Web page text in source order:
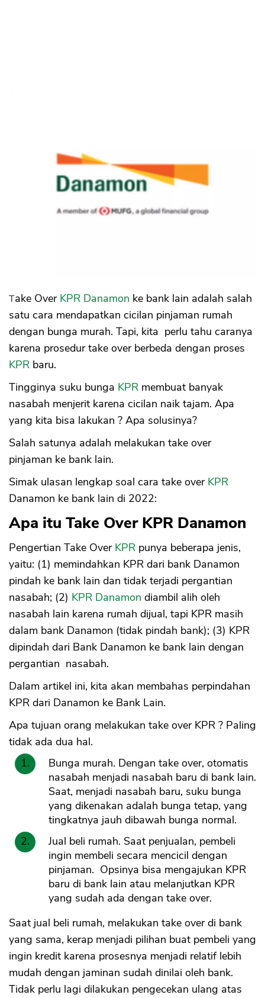
Asuransi Kesehatan
Asuransi Syariah
Take Over KPR Danamon ke bank lain adalah salah
satu cara mendapatkan cicilan pinjaman rumah
dengan bunga murah. Tapi, kita perlu tahu caranya
karena prosedur take over berbeda dengan proses
KPR baru.
Tingginya suku bunga KPR membuat banyak
nasabah menjerit karena cicilan naik tajam. Apa
yang kita bisa lakukan ? Apa solusinya?
Salah satunya adalah melakukan take over
pinjaman ke bank lain.
Simak ulasan lengkap soal cara take over KPR
Danamon ke bank lain di 2022:
Apa itu Take Over KPR Danamon
Pengertian Take Over KPR punya beberapa jenis,
yaitu: (1) memindahkan KPR dari bank Danamon
pindah ke bank lain dan tidak terjadi pergantian
nasabah; (2) KPR Danamon diambil alih oleh
nasabah lain karena rumah dijual, tapi KPR masih
dalam bank Danamon (tidak pindah bank); (3) KPR
dipindah dari Bank Danamon ke bank lain dengan
pergantian nasabah.
Dalam artikel ini, kita akan membahas perpindahan
KPR dari Danamon ke Bank Lain.
Apa tujuan orang melakukan take over KPR ? Paling
tidak ada dua hal.
Bunga murah. Dengan take over, otomatis
nasabah menjadi nasabah baru di bank lain.
Saat, menjadi nasabah baru, suku bunga
yang dikenakan adalah bunga tetap, yang
tingkatnya jauh dibawah bunga normal.
Jual beli rumah. Saat penjualan, pembeli
ingin membeli secara mencicil dengan
pinjaman. Opsinya bisa mengajukan KPR
baru di bank lain atau melanjutkan KPR
yang sudah ada dengan take over.
Saat jual beli rumah, melakukan take over di bank
yang sama, kerap menjadi pilihan buat pembeli yang
ingin kredit karena prosesnya menjadi relatif lebih
mudah dengan jaminan sudah dinilai oleh bank.
Tidak perlu lagi dilakukan pengecekan ulang atas